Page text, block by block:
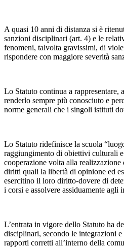
A quasi 10 anni di distanza si è
sanzioni disciplinari (art. 4) e le
fenomeni, talvolta gravissimi, di
rispondere con maggiore severità
Lo Statuto continua a
renderlo sempre più conosciuto e
norme generali che i singoli istituti
Lo Statuto ridefinisce la scuola
raggiungimento di obiettivi culturali
cooperazione volta alla
diritti quali la libertà di opinione ed
esercitino il loro diritto-dovere di
i corsi e assolvere assiduamente agli
L’entrata in vigore dello Statuto ha
disciplinari, secondo le integrazioni
rapporti corretti all’interno della